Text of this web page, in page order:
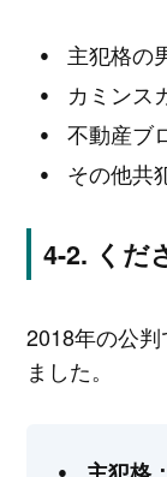
主犯格の
カミンス
不動産ブ
その他共
くだ
2018年の公
ました。